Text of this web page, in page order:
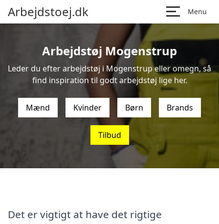
Arbejdstoej.dk Menu
Arbejdstøj Mogenstrup
Leder du efter arbejdstøj i Mogenstrup eller omegn, så
find inspiration til godt arbejdstøj lige her.
Mænd Kvinder Børn Brands
Tilbud
Det er vigtigt at have det rigtige